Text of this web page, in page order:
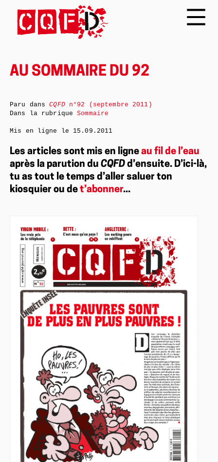
AU SOMMAIRE DU 92
Les articles sont mis en ligne au fil de l’eau
après la parution du CQFD d’ensuite. D’ici-là,
tu as tout le temps d’aller saluer ton
kiosquier ou de t’abonner...
Paru dansCQFDn°92 (septembre 2011)
Dans la rubriqueSommaire
Mis en ligne le 15.09.2011